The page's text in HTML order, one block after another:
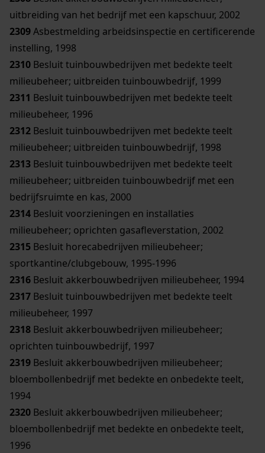
uitbreiding van het bedrijf met een kapschuur, 2002
2309Asbestmelding arbeidsinspectie en certificerende
instelling, 1998
2310 Besluit tuinbouwbedrijven met bedekte teelt
milieubeheer; uitbreiden tuinbouwbedrijf, 1999
2311 Besluit tuinbouwbedrijven met bedekte teelt
milieubeheer, 1996
2312 Besluit tuinbouwbedrijven met bedekte teelt
milieubeheer; uitbreiden tuinbouwbedrijf, 1998
2313 Besluit tuinbouwbedrijven met bedekte teelt
milieubeheer; uitbreiden tuinbouwbedrijf met een
bedrijfsruimte en kas, 2000
2314 Besluit voorzieningen en installaties
milieubeheer; oprichten gasafleverstation, 2002
2315 Besluit horecabedrijven milieubeheer;
sportkantine/clubgebouw, 1995-1996
2316 Besluit akkerbouwbedrijven milieubeheer, 1994
2317 Besluit tuinbouwbedrijven met bedekte teelt
milieubeheer, 1997
2318 Besluit akkerbouwbedrijven milieubeheer;
oprichten tuinbouwbedrijf, 1997
2319 Besluit akkerbouwbedrijven milieubeheer;
bloembollenbedrijf met bedekte en onbedekte teelt,
1994
2320 Besluit akkerbouwbedrijven milieubeheer;
bloembollenbedrijf met bedekte en onbedekte teelt,
1996